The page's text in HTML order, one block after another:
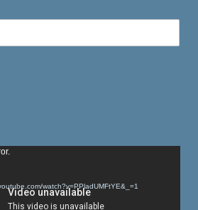
watch?v=PPladUMFtYE&_=1